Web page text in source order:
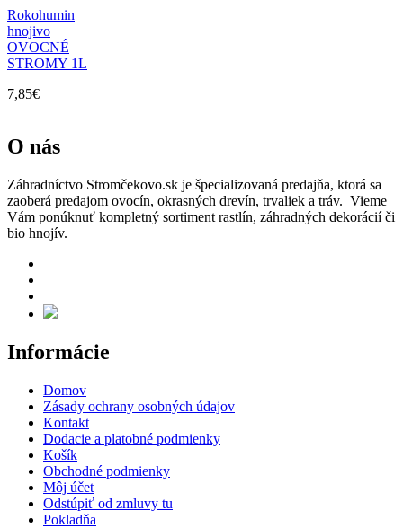
Rokohumin
hnojivo
OVOCNÉ
STROMY 1L
7,85€
O nás
Záhradníctvo Stromčekovo.sk je špecializovaná predajňa, ktorá sa
zaoberá predajom ovocín, okrasných drevín, trvaliek a tráv. Vieme
Vám ponúknuť kompletný sortiment rastlín, záhradných dekorácií či
bio hnojív.
Informácie
Domov
Zásady ochrany osobných údajov
Kontakt
Dodacie a platobné podmienky
Košík
Obchodné podmienky
Môj účet
Odstúpiť od zmluvy tu
Pokladňa